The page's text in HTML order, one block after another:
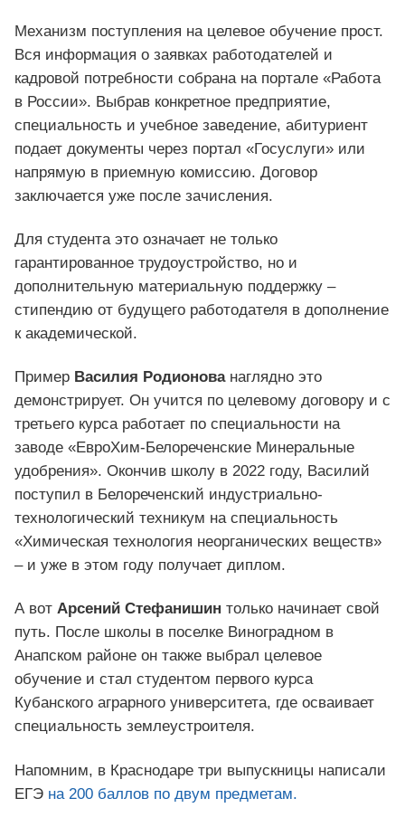
Механизм поступления на целевое обучение прост.
Вся информация о заявках работодателей и
кадровой потребности собрана на портале «Работа
в России». Выбрав конкретное предприятие,
специальность и учебное заведение, абитуриент
подает документы через портал «Госуслуги» или
напрямую в приемную комиссию. Договор
заключается уже после зачисления.
Для студента это означает не только
гарантированное трудоустройство, но и
дополнительную материальную поддержку –
стипендию от будущего работодателя в дополнение
к академической.
Пример Василия Родионованаглядно это
демонстрирует. Он учится по целевому договору и с
третьего курса работает по специальности на
заводе «ЕвроХим-Белореченские Минеральные
удобрения». Окончив школу в 2022 году, Василий
поступил в Белореченский индустриально-
технологический техникум на специальность
«Химическая технология неорганических веществ»
– и уже в этом году получает диплом.
А вот Арсений Стефанишин только начинает свой
путь. После школы в поселке Виноградном в
Анапском районе он также выбрал целевое
обучение и стал студентом первого курса
Кубанского аграрного университета, где осваивает
специальность землеустроителя.
Напомним, в Краснодаре три выпускницы написали
ЕГЭ на 200 баллов по двум предметам.